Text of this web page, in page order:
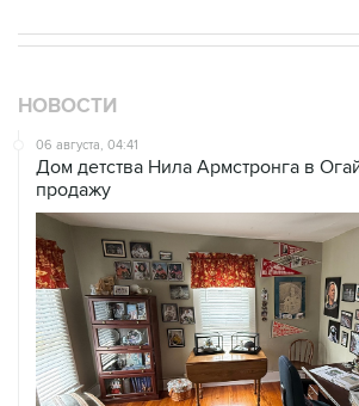
НОВОСТИ
06 августа, 04:41
Дом детства Нила Армстронга в
продажу